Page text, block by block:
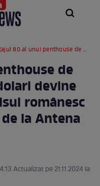
penthouse de 65 de milioane de dolari devine platoul emisiunii Visul românesc – Succes American de la Antena Stars
de
devine
românesc
la Antena
Actualizat pe 21.11.2024 la